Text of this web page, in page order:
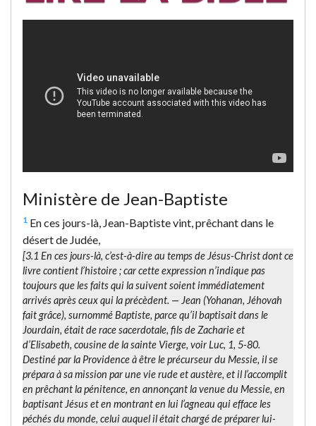
Ministère de Jean-Baptiste
1 En ces jours-là, Jean-Baptiste vint, prêchant dans le
désert de Judée,
[3.1 En ces jours-là, c’est-à-dire au temps de Jésus-Christ dont ce
livre contient l’histoire ; car cette expression n’indique pas
toujours que les faits qui la suivent soient immédiatement
arrivés après ceux qui la précèdent. — Jean (Yohanan, Jéhovah
fait grâce), surnommé Baptiste, parce qu’il baptisait dans le
Jourdain, était de race sacerdotale, fils de Zacharie et
d’Elisabeth, cousine de la sainte Vierge, voir Luc, 1, 5-80.
Destiné par la Providence à être le précurseur du Messie, il se
prépara à sa mission par une vie rude et austère, et il l’accomplit
en prêchant la pénitence, en annonçant la venue du Messie, en
baptisant Jésus et en montrant en lui l’agneau qui efface les
péchés du monde, celui auquel il était chargé de préparer lui-